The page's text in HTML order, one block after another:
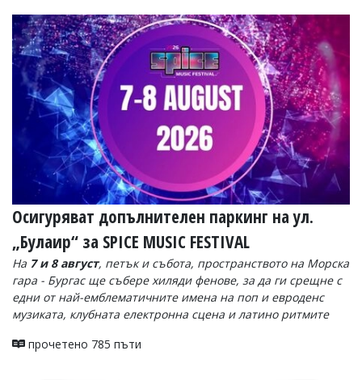
Осигуряват допълнителен паркинг на ул.
„Булаир“ за SPICE MUSIC FESTIVAL
На 7 и 8 август, петък и събота, пространството на Морска
гара - Бургас ще събере хиляди фенове, за да ги срещне с
едни от най-емблематичните имена на поп и евроденс
музиката, клубната електронна сцена и латино ритмите
прочетено 785 пъти